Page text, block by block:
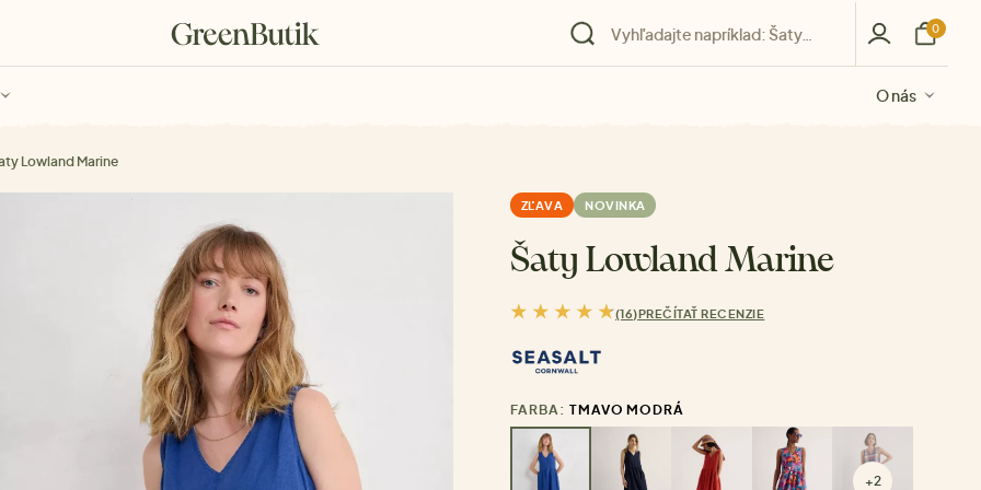
O nás
O nás
O nás
O nás
O nás
0
Lowland Marine
ZĽAVA NOVINKA
Šaty Lowland Marine
(16)PREČÍTAŤ RECENZIE
FARBA: TMAVO MODRÁ
+2